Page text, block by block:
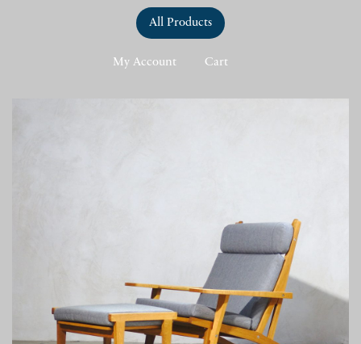
All Products
My Account Cart